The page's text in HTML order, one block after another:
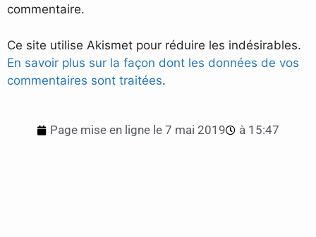
commentaire.
Ce site utilise Akismet pour réduire les indésirables.
En savoir plus sur la façon dont les données de vos
commentaires sont traitées.
Page mise en ligne le 7 mai 2019 à 15:47